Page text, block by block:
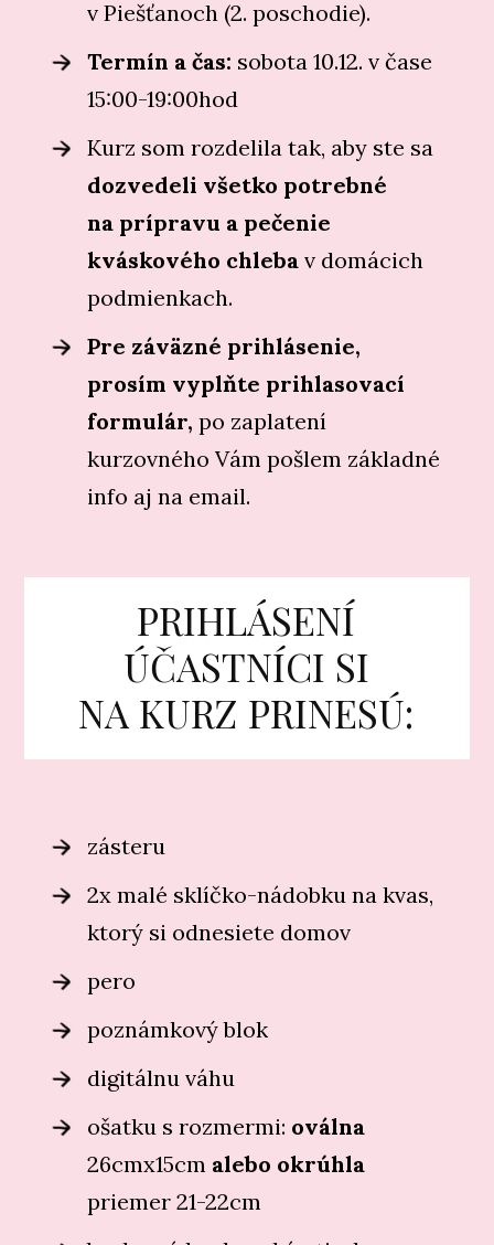
v Piešťanoch (2. poschodie).
Termín a čas: sobota 10.12. v čase
15:00-19:00hod
Kurz som rozdelila tak, aby ste sa
dozvedeli všetko potrebné
na prípravu a pečenie
kváskového chlebav domácich
podmienkach.
Pre záväzné prihlásenie,
prosím vyplňte prihlasovací
formulár, po zaplatení
kurzovného Vám pošlem základné
info aj na email.
PRIHLÁSENÍ
ÚČASTNÍCI SI
NA KURZ PRINESÚ:
zásteru
2x malé sklíčko-nádobku na kvas,
ktorý si odnesiete domov
pero
poznámkový blok
digitálnu váhu
ošatku s rozmermi: oválna
26cmx15cm alebo okrúhla
priemer 21-22cm